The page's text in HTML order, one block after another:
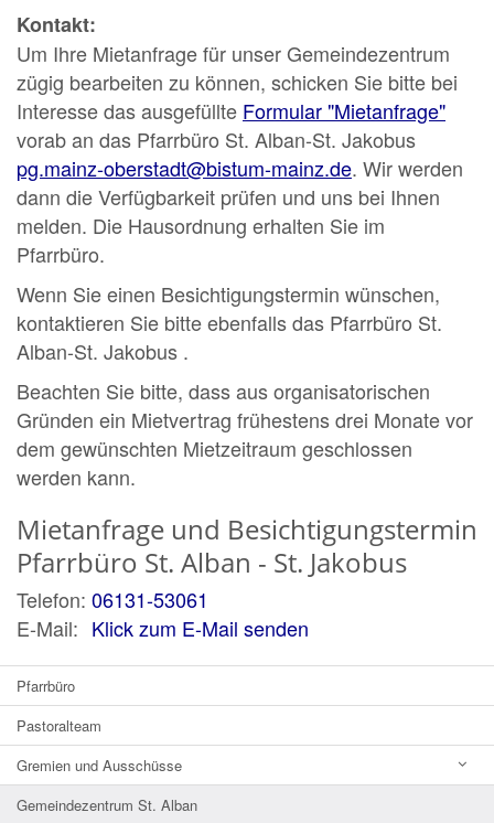
Kontakt:
Um Ihre Mietanfrage für unser Gemeindezentrum
zügig bearbeiten zu können, schicken Sie bitte bei
Interesse das ausgefüllte Formular "Mietanfrage"
vorab an das Pfarrbüro St. Alban-St. Jakobus
pg.mainz-oberstadt@bistum-mainz.de. Wir werden
dann die Verfügbarkeit prüfen und uns bei Ihnen
melden. Die Hausordnung erhalten Sie im
Pfarrbüro.
Wenn Sie einen Besichtigungstermin wünschen,
kontaktieren Sie bitte ebenfalls das Pfarrbüro St.
Alban-St. Jakobus .
Beachten Sie bitte, dass aus organisatorischen
Gründen ein Mietvertrag frühestens drei Monate vor
dem gewünschten Mietzeitraum geschlossen
werden kann.
Mietanfrage und Besichtigungstermin
Pfarrbüro St. Alban - St. Jakobus
Telefon: 06131-53061
E-Mail: Klick zum E-Mail senden
Pfarrbüro
Pastoralteam
Gremien und Ausschüsse
Gemeindezentrum St. Alban